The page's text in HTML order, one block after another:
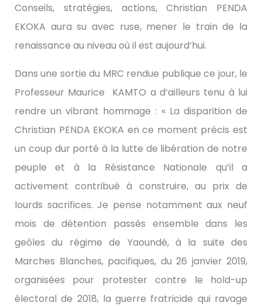
Conseils, stratégies, actions, Christian PENDA
EKOKA aura su avec ruse, mener le train de la
renaissance au niveau où il est aujourd’hui.
Dans une sortie du MRC rendue publique ce jour, le
Professeur Maurice KAMTO a d’ailleurs tenu à lui
rendre un vibrant hommage : « La disparition de
Christian PENDA EKOKA en ce moment précis est
un coup dur porté à la lutte de libération de notre
peuple et à la Résistance Nationale qu’il a
activement contribué à construire, au prix de
lourds sacrifices. Je pense notamment aux neuf
mois de détention passés ensemble dans les
geôles du régime de Yaoundé, à la suite des
Marches Blanches, pacifiques, du 26 janvier 2019,
organisées pour protester contre le hold-up
électoral de 2018, la guerre fratricide qui ravage